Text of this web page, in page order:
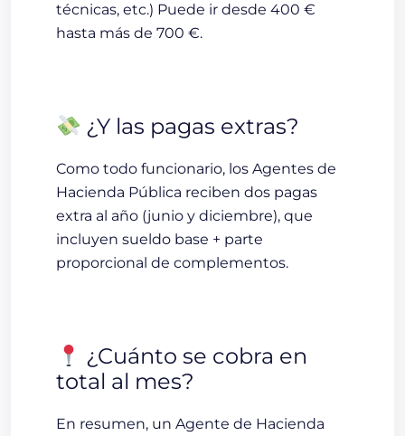
técnicas, etc.) Puede ir desde 400 €
hasta más de 700 €.
¿Y las pagas extras?
Como todo funcionario, los Agentes de
Hacienda Pública reciben dos pagas
extra al año (junio y diciembre), que
incluyen sueldo base + parte
proporcional de complementos.
¿Cuánto se cobra en
total al mes?
En resumen, un Agente de Hacienda